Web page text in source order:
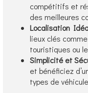
compétitifs et
des meilleures
Localisation
lieux clés
touristiques ou
Simplicité et
et bénéficiez
types de